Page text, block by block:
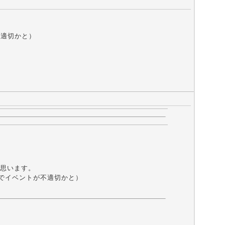
切かと）
います。
ベントが不適切かと）